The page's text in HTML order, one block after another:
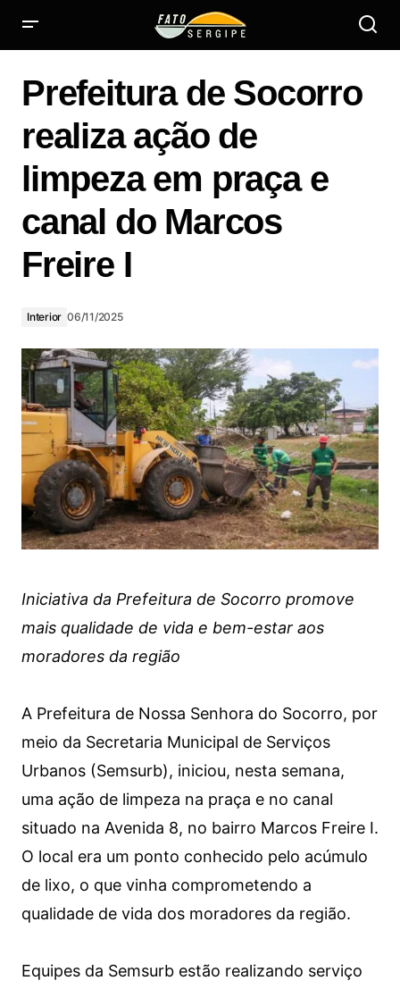
Prefeitura de Socorro
realiza ação de
limpeza em praça e
canal do Marcos
Freire I
Interior 06/11/2025
Iniciativa da Prefeitura de Socorro promove
mais qualidade de vida e bem-estar aos
moradores da região
A Prefeitura de Nossa Senhora do Socorro, por
meio da Secretaria Municipal de Serviços
Urbanos (Semsurb), iniciou, nesta semana,
uma ação de limpeza na praça e no canal
situado na Avenida 8, no bairro Marcos Freire I.
O local era um ponto conhecido pelo acúmulo
de lixo, o que vinha comprometendo a
qualidade de vida dos moradores da região.
Equipes da Semsurb estão realizando serviço